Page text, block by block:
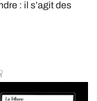
: il s’agit des